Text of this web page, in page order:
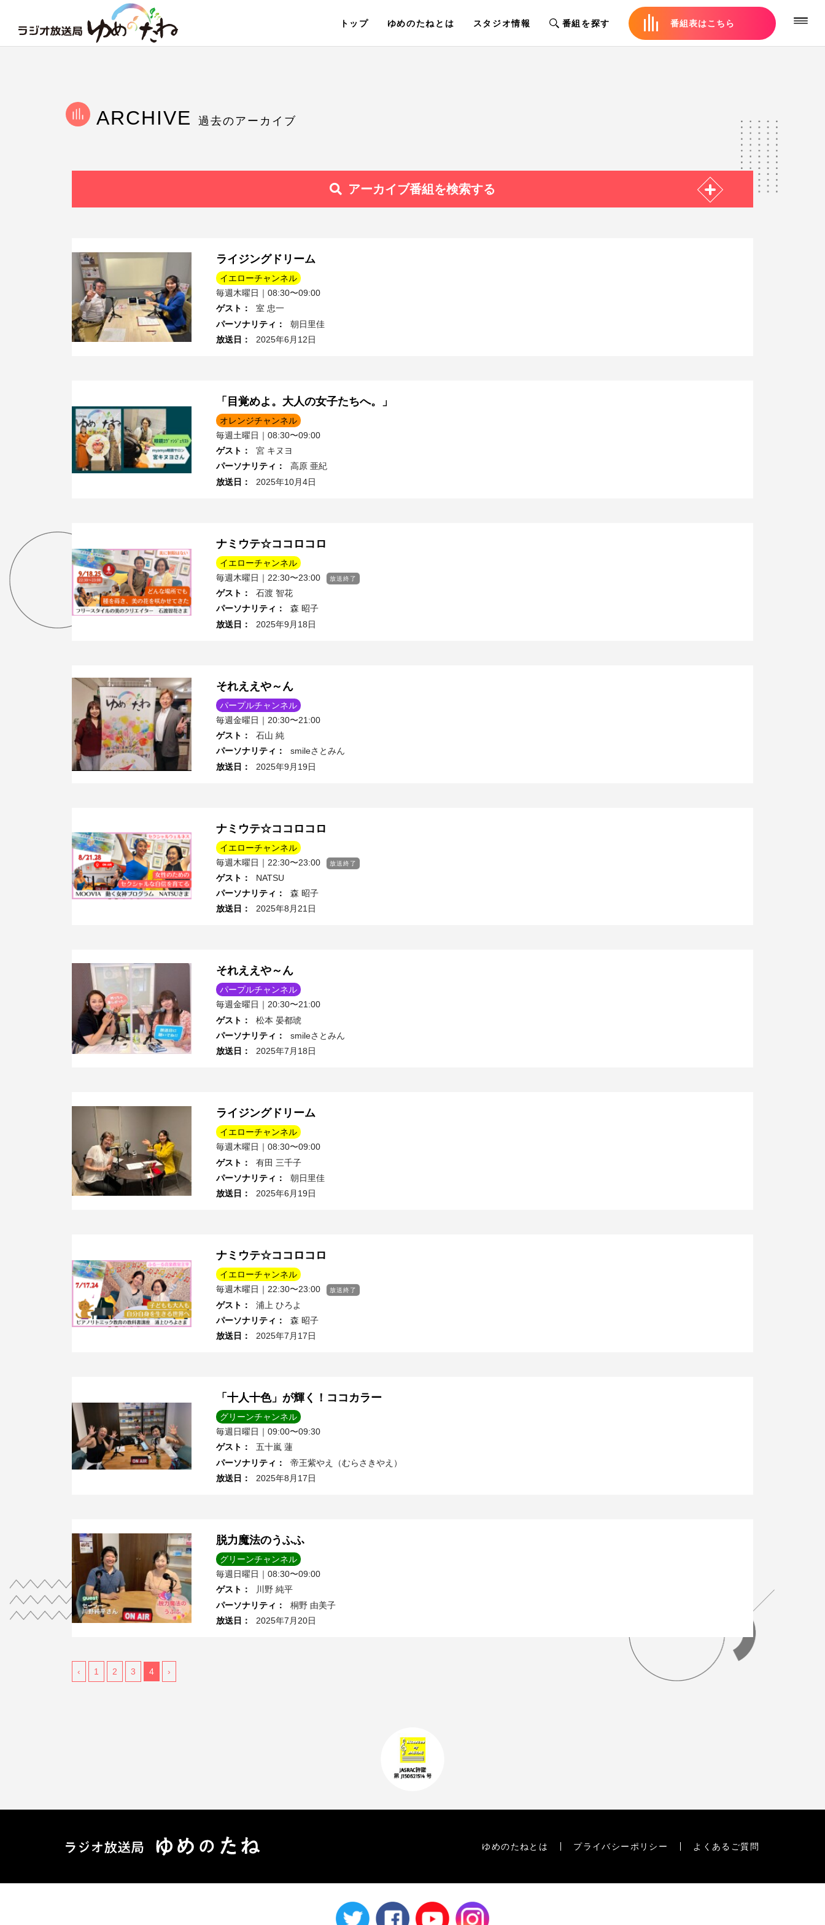
トップ ゆめのたねとは スタジオ情報 番組を探す 番組表はこちら
ARCHIVE 過去のアーカイブ
アーカイブ番組を検索する
ライジングドリーム
イエローチャンネル
毎週木曜日｜08:30〜09:00
ゲスト ：
室 忠一
パーソナリティ ：
朝日里佳
放送日 ： 2025年6月12日
「目覚めよ。大人の女子たちへ。」
オレンジチャンネル
毎週土曜日｜08:30〜09:00
ゲスト ：
宮 キヌヨ
パーソナリティ ：
高原 亜紀
放送日 ： 2025年10月4日
ナミウテ☆ココロコロ
イエローチャンネル
毎週木曜日｜22:30〜23:00
放送終了
ゲスト ：
石渡 智花
パーソナリティ ：
森 昭子
放送日 ： 2025年9月18日
それええや～ん
パープルチャンネル
毎週金曜日｜20:30〜21:00
ゲスト ：
石山 純
パーソナリティ ：
smileさとみん
放送日 ： 2025年9月19日
ナミウテ☆ココロコロ
イエローチャンネル
毎週木曜日｜22:30〜23:00
放送終了
ゲスト ：
NATSU
パーソナリティ ：
森 昭子
放送日 ： 2025年8月21日
それええや～ん
パープルチャンネル
毎週金曜日｜20:30〜21:00
ゲスト ：
松本 晏都琥
パーソナリティ ：
smileさとみん
放送日 ： 2025年7月18日
ライジングドリーム
イエローチャンネル
毎週木曜日｜08:30〜09:00
ゲスト ：
有田 三千子
パーソナリティ ：
朝日里佳
放送日 ： 2025年6月19日
ナミウテ☆ココロコロ
イエローチャンネル
毎週木曜日｜22:30〜23:00
放送終了
ゲスト ：
浦上 ひろよ
パーソナリティ ：
森 昭子
放送日 ： 2025年7月17日
「十人十色」が輝く！ココカラー
グリーンチャンネル
毎週日曜日｜09:00〜09:30
ゲスト ：
五十嵐 蓮
パーソナリティ ：
帝王紫やえ（むらさきやえ）
放送日 ： 2025年8月17日
脱力魔法のうふふ
グリーンチャンネル
毎週日曜日｜08:30〜09:00
ゲスト ：
川野 純平
パーソナリティ ：
桐野 由美子
放送日 ： 2025年7月20日
‹ 1 2 3 4 ›
ゆめのたねとは プライバシーポリシー よくあるご質問